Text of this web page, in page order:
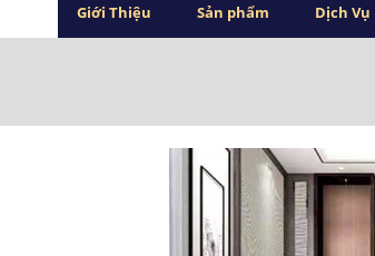
Giới Thiệu Sản phẩm Dịch Vụ